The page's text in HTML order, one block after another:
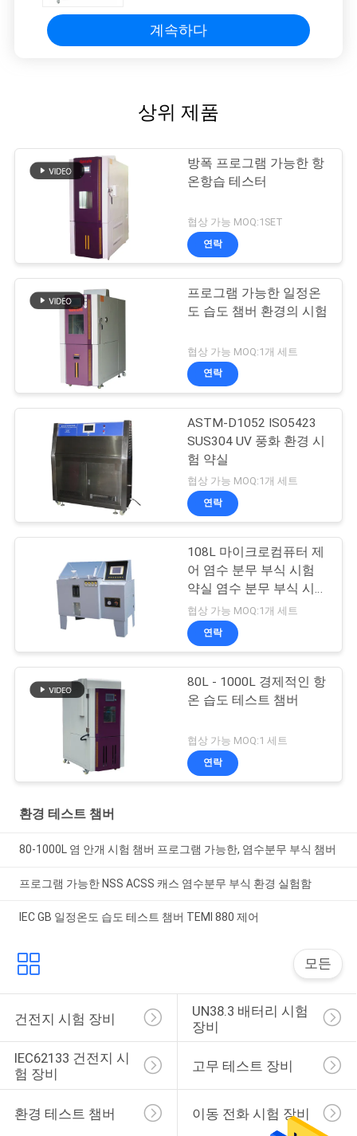
계속하다
상위 제품
방폭 프로그램 가능한 항
온항습 테스터
협상 가능 MOQ:1SET
연락
프로그램 가능한 일정온
도 습도 챔버 환경의 시험
협상 가능 MOQ:1개 세트
연락
ASTM-D1052 ISO5423
SUS304 UV 풍화 환경 시
험 약실
협상 가능 MOQ:1개 세트
연락
108L 마이크로컴퓨터 제
어 염수 분무 부식 시험
약실 염수 분무 부식 시험
약실
협상 가능 MOQ:1개 세트
연락
80L - 1000L 경제적인 항
온 습도 테스트 챔버
협상 가능 MOQ:1 세트
연락
환경 테스트 챔버
80-1000L 염 안개 시험 챔버 프로그램 가능한, 염수분무 부식 챔버
프로그램 가능한 NSS ACSS 캐스 염수분무 부식 환경 실험함
IEC GB 일정온도 습도 테스트 챔버 TEMI 880 제어
모든
건전지 시험 장비
UN38.3 배터리 시험
장비
IEC62133 건전지 시
험 장비
고무 테스트 장비
환경 테스트 챔버 이동 전화 시험 장비